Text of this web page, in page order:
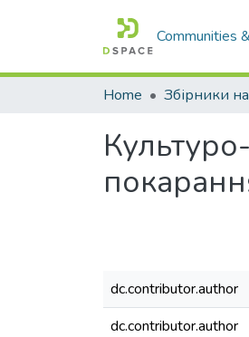
Communities
Home Збірники
dc.contributor.author
dc.contributor.author